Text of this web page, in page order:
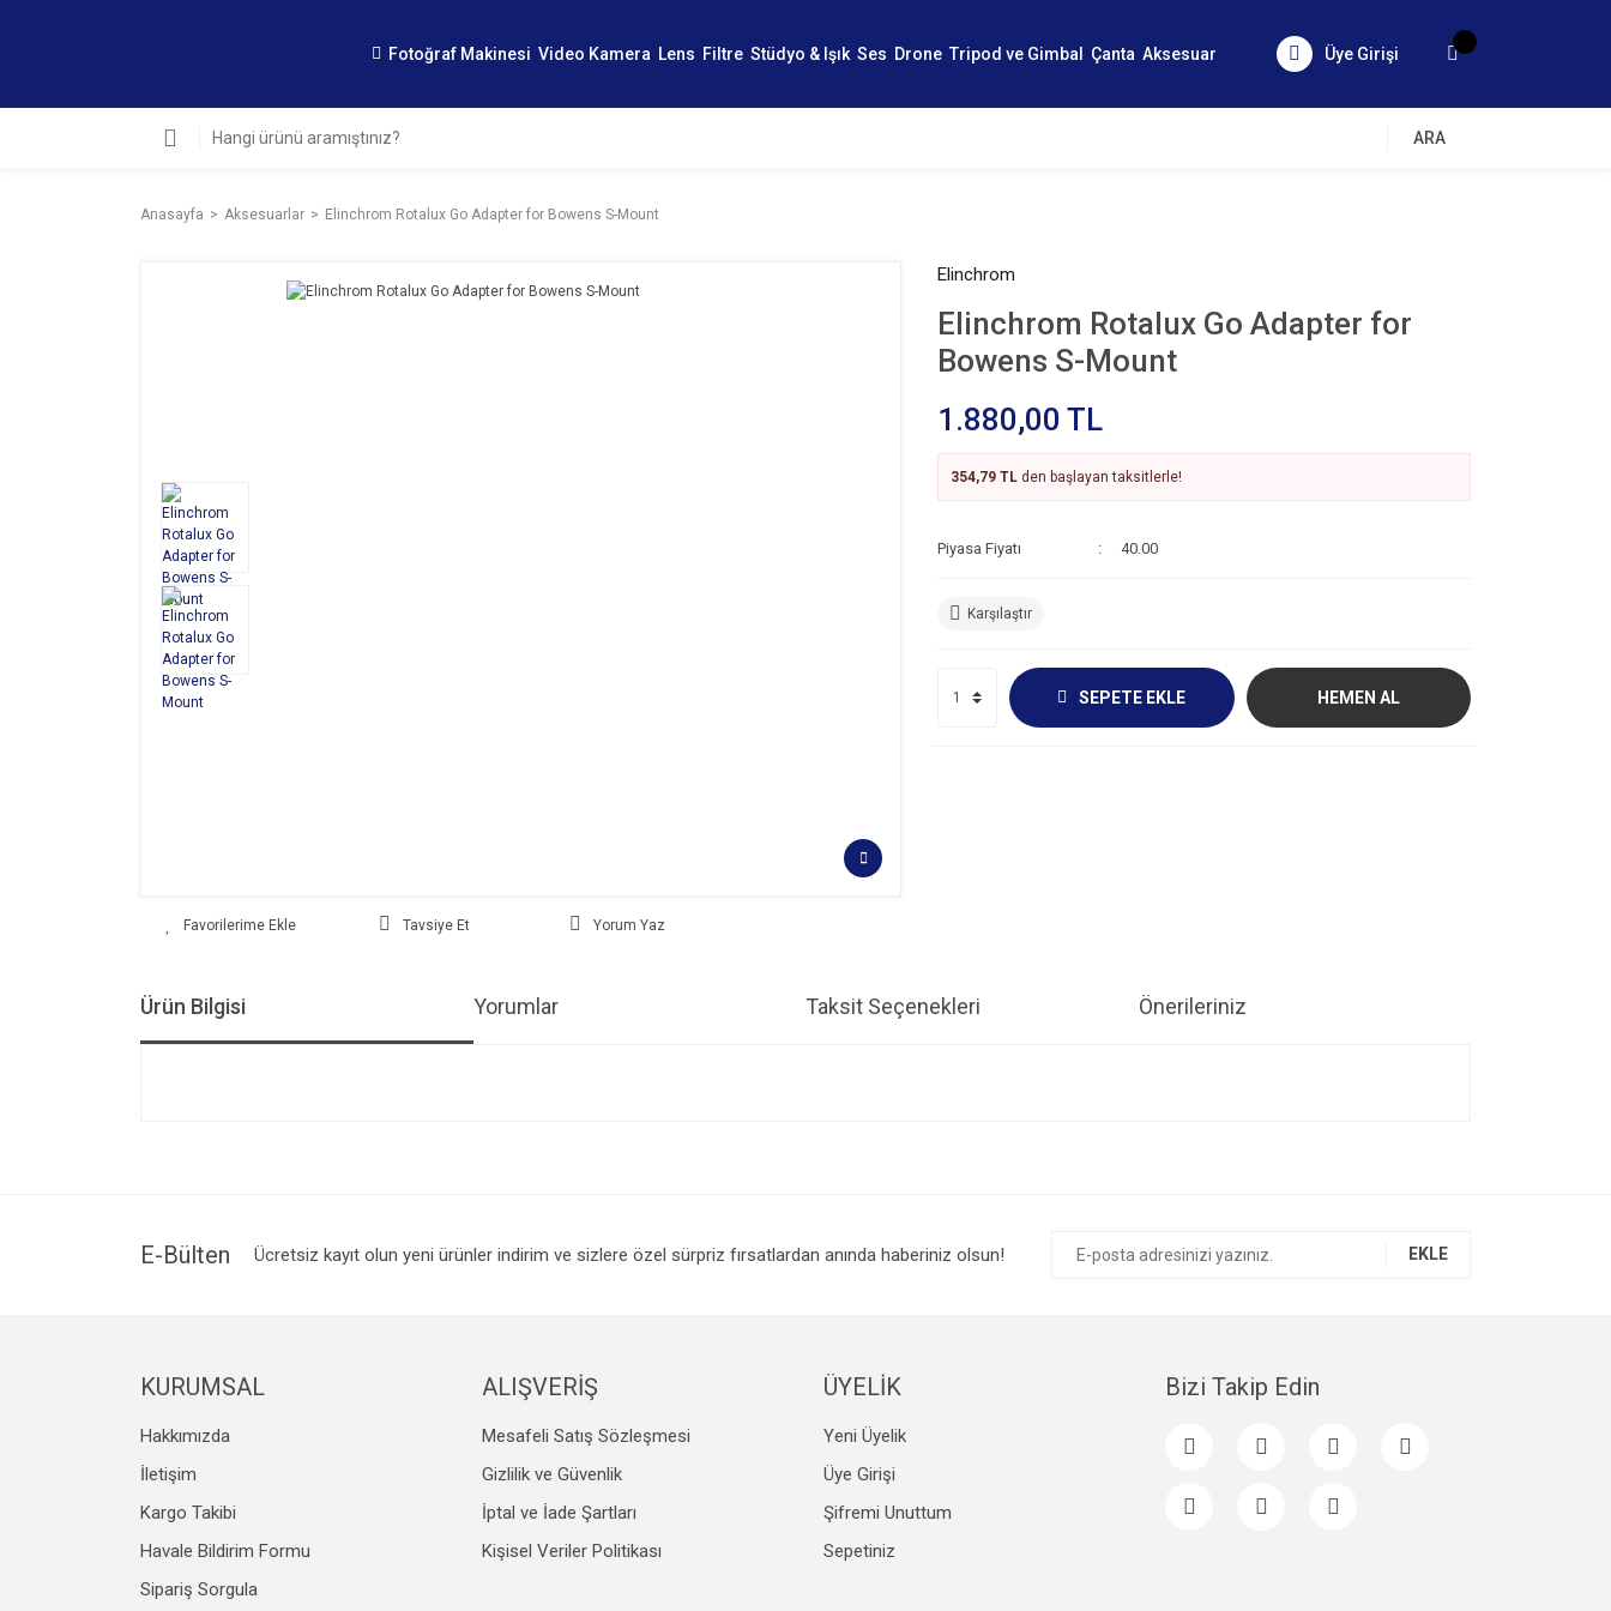
Fotoğraf Makinesi Video Kamera Lens Filtre Stüdyo & Işık Ses Drone Tripod ve Gimbal Çanta Aksesuar Üye Girişi
ARA
Anasayfa Aksesuarlar Elinchrom Rotalux Go Adapter for Bowens S-Mount
Tavsiye Et Yorum Yaz
Elinchrom
Elinchrom Rotalux Go Adapter for
Bowens S-Mount
1.880,00 TL
354,79 TL den başlayan taksitlerle!
Piyasa Fiyatı 40.00
Karşılaştır
SEPETE EKLE HEMEN AL
Ürün Bilgisi Yorumlar Taksit Seçenekleri Önerileriniz
Ürün bilgilerinde hatalar bulunuyor.
Gönder
E-Bülten Ücretsiz kayıt olun yeni ürünler indirim ve sizlere özel sürpriz fırsatlardan anında haberiniz olsun! EKLE
KURUMSAL
Hakkımızda
İletişim
Kargo Takibi
Havale Bildirim Formu
Sipariş Sorgula
ALIŞVERİŞ
Mesafeli Satış Sözleşmesi
Gizlilik ve Güvenlik
İptal ve İade Şartları
Kişisel Veriler Politikası
ÜYELİK
Yeni Üyelik
Üye Girişi
Şifremi Unuttum
Sepetiniz
Bizi Takip Edin